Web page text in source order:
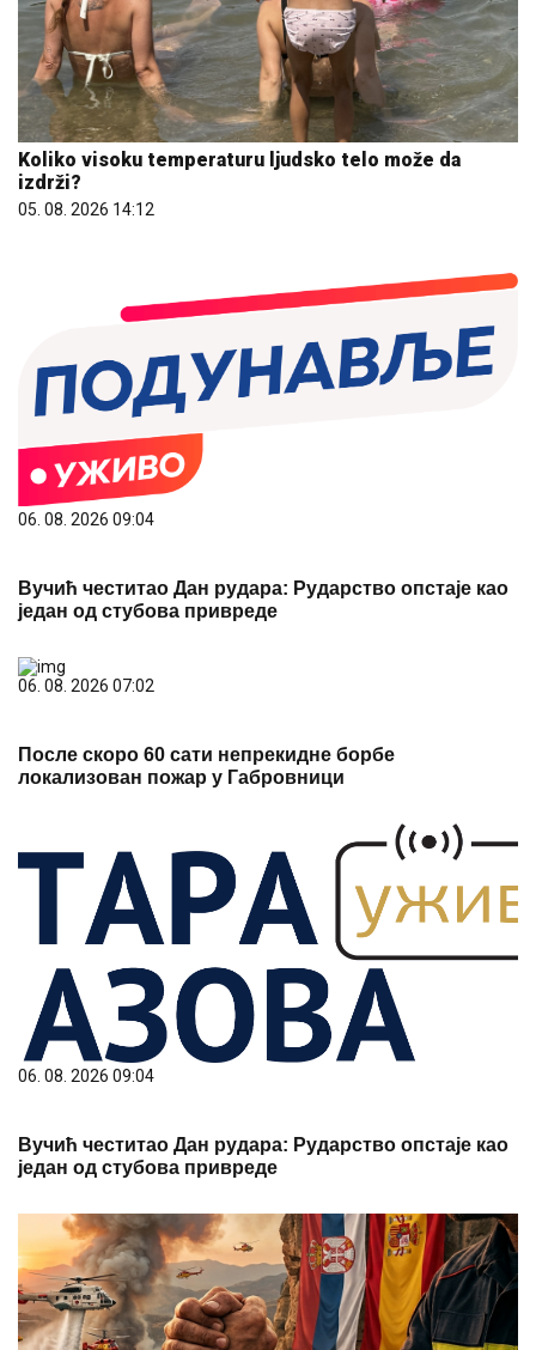
Koliko visoku temperaturu ljudsko telo može da
izdrži?
05. 08. 2026 14:12
06. 08. 2026 09:04
Вучић честитао Дан рудара: Рударство опстаје као
један од стубова привреде
06. 08. 2026 07:02
После скоро 60 сати непрекидне борбе
локализован пожар у Габровници
06. 08. 2026 09:04
Вучић честитао Дан рудара: Рударство опстаје као
један од стубова привреде